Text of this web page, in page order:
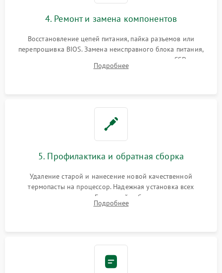
4. Ремонт и замена компонентов
Восстановление цепей питания, пайка разъемов или
перепрошивка BIOS. Замена неисправного блока питания,
видеокарты, процессора или установка нового SSD для
восстановления и повышения скорости работы системы.
Подробнее
5. Профилактика и обратная сборка
Удаление старой и нанесение новой качественной
термопасты на процессор. Надежная установка всех
комплектующих в слоты. Грамотный кабель-менеджмент для
обеспечения правильной циркуляции воздуха внутри
Подробнее